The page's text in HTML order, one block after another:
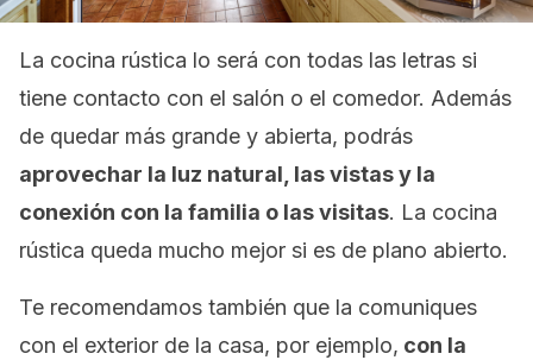
La cocina rústica lo será con todas las letras si
tiene contacto con el salón o el comedor. Además
de quedar más grande y abierta, podrás
aprovechar la luz natural, las vistas y la
conexión con la familia o las visitas. La cocina
rústica queda mucho mejor si es de plano abierto.
Te recomendamos también que la comuniques
con el exterior de la casa, por ejemplo, con la